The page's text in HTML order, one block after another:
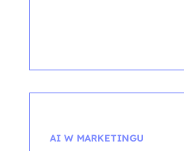
AI W MARKETINGU